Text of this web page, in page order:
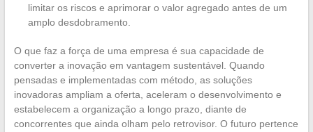
limitar os riscos e aprimorar o valor agregado antes de um
amplo desdobramento.
O que faz a força de uma empresa é sua capacidade de
converter a inovação em vantagem sustentável. Quando
pensadas e implementadas com método, as soluções
inovadoras ampliam a oferta, aceleram o desenvolvimento e
estabelecem a organização a longo prazo, diante de
concorrentes que ainda olham pelo retrovisor. O futuro pertence